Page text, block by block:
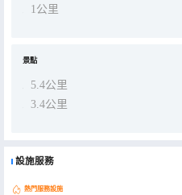
1公里
景點
5.4公里
3.4公里
設施服務
熱門服務設施